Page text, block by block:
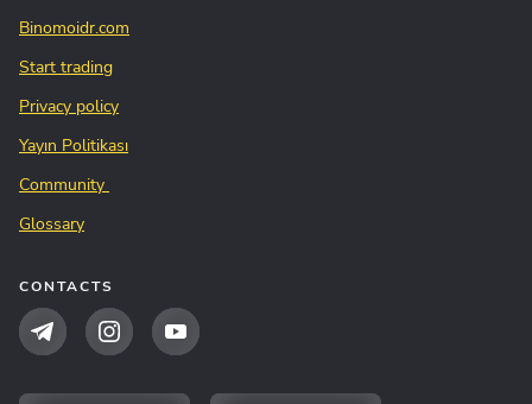
Binomoidr.com
Start trading
Privacy policy
Yayın Politikası
Community
Glossary
CONTACTS